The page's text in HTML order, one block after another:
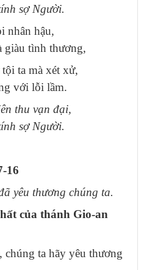
sợ Người.
nhân hậu,
giàu tình thương,
ta mà xét xử,
với lỗi lầm.
thu vạn đại,
sợ Người.
16
yêu thương chúng ta.
của thánh Gio-an
chúng ta hãy yêu thương